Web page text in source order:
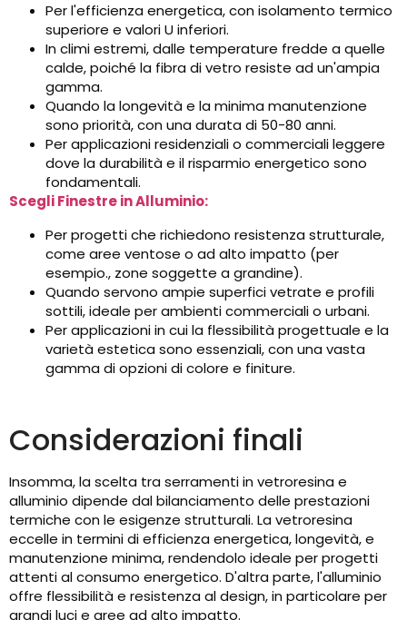
Per l'efficienza energetica, con isolamento termico
superiore e valori U inferiori.
In climi estremi, dalle temperature fredde a quelle
calde, poiché la fibra di vetro resiste ad un'ampia
gamma.
Quando la longevità e la minima manutenzione
sono priorità, con una durata di 50-80 anni.
Per applicazioni residenziali o commerciali leggere
dove la durabilità e il risparmio energetico sono
fondamentali.
Scegli Finestre in Alluminio:
Per progetti che richiedono resistenza strutturale,
come aree ventose o ad alto impatto (per
esempio., zone soggette a grandine).
Quando servono ampie superfici vetrate e profili
sottili, ideale per ambienti commerciali o urbani.
Per applicazioni in cui la flessibilità progettuale e la
varietà estetica sono essenziali, con una vasta
gamma di opzioni di colore e finiture.
Considerazioni finali
Insomma, la scelta tra serramenti in vetroresina e
alluminio dipende dal bilanciamento delle prestazioni
termiche con le esigenze strutturali. La vetroresina
eccelle in termini di efficienza energetica, longevità, e
manutenzione minima, rendendolo ideale per progetti
attenti al consumo energetico. D'altra parte, l'alluminio
offre flessibilità e resistenza al design, in particolare per
grandi luci e aree ad alto impatto.